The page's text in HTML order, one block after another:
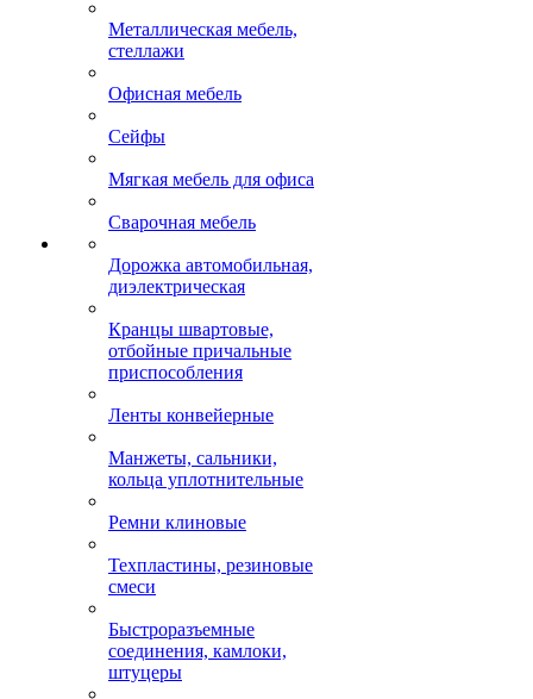
Металлическая мебель,
стеллажи
Офисная мебель
Сейфы
Мягкая мебель для офиса
Сварочная мебель
Дорожка автомобильная,
диэлектрическая
Кранцы швартовые,
отбойные причальные
приспособления
Ленты конвейерные
Манжеты, сальники,
кольца уплотнительные
Ремни клиновые
Техпластины, резиновые
смеси
Быстроразъемные
соединения, камлоки,
штуцеры